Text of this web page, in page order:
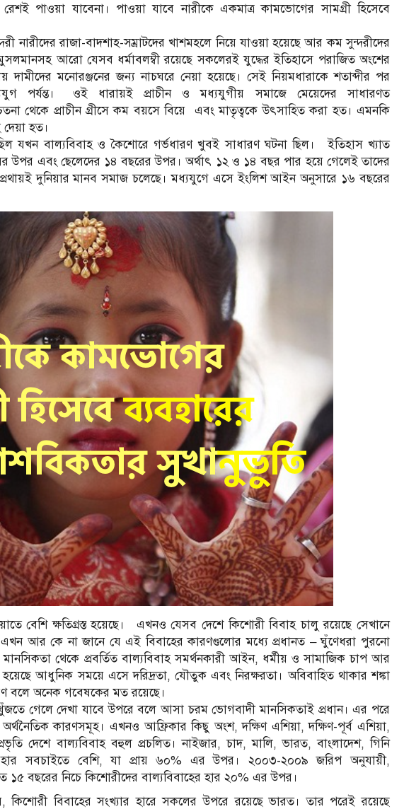
পাওয়া যাবেনা। পাওয়া যাবে নারীকে একমাত্র কামভোগের সামগ্রী হিসেবে
নারীদের রাজা-বাদশাহ-সম্রাটদের খাশমহলে নিয়ে যাওয়া হয়েছে আর কম সুন্দরীদের
মুসলমানসহ আরো যেসব ধর্মাবলম্বী রয়েছে সকলেরই যুদ্ধের ইতিহাসে পরাজিত অংশের
দামীদের মনোরঞ্জনের জন্য নাচঘরে নেয়া হয়েছে। সেই নিয়মধারাকে শতাব্দীর পর
পর্যন্ত। ওই ধারায়ই প্রাচীন ও মধ্যযুগীয় সমাজে মেয়েদের সাধারণত
থেকে প্রাচীন গ্রীসে কম বয়সে বিয়ে এবং মাতৃত্বকে উৎসাহিত করা হত। এমনকি
হত।
যখন বাল্যবিবাহ ও কৈশোরে গর্ভধারণ খুবই সাধারণ ঘটনা ছিল। ইতিহাস খ্যাত
উপর এবং ছেলেদের ১৪ বছরের উপর। অর্থাৎ ১২ ও ১৪ বছর পার হয়ে গেলেই তাদের
প্রথায়ই দুনিয়ার মানব সমাজ চলেছে। মধ্যযুগে এসে ইংলিশ আইন অনুসারে ১৬ বছরের
বেশি ক্ষতিগ্রস্ত হয়েছে। এখনও যেসব দেশে কিশোরী বিবাহ চালু রয়েছে সেখানে
এখন আর কে না জানে যে এই বিবাহের কারণগুলোর মধ্যে প্রধানত – ঘুঁণেধরা পুরনো
থেকে প্রবর্তিত বাল্যবিবাহ সমর্থনকারী আইন, ধর্মীয় ও সামাজিক চাপ আর
আধুনিক সময়ে এসে দরিদ্রতা, যৌতুক এবং নিরক্ষরতা। অবিবাহিত থাকার শঙ্কা
বলে অনেক গবেষকের মত রয়েছে।
গেলে দেখা যাবে উপরে বলে আসা চরম ভোগবাদী মানসিকতাই প্রধান। এর পরে
অর্থনৈতিক কারণসমূহ। এখনও আফ্রিকার কিছু অংশ, দক্ষিণ এশিয়া, দক্ষিণ-পূর্ব এশিয়া,
দেশে বাল্যবিবাহ বহুল প্রচলিত। নাইজার, চাদ, মালি, ভারত, বাংলাদেশ, গিনি
হার সবচাইতে বেশি, যা প্রায় ৬০% এর উপর। ২০০৩-২০০৯ জরিপ অনুযায়ী,
১৫ বছরের নিচে কিশোরীদের বাল্যবিবাহের হার ২০% এর উপর।
কিশোরী বিবাহের সংখ্যার হারে সকলের উপরে রয়েছে ভারত। তার পরেই রয়েছে